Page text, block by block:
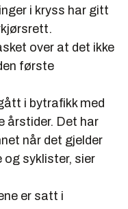
i kryss har gitt
over at det ikke
første
i bytrafikk med
årstider. Det har
når det gjelder
syklister, sier
er satt i